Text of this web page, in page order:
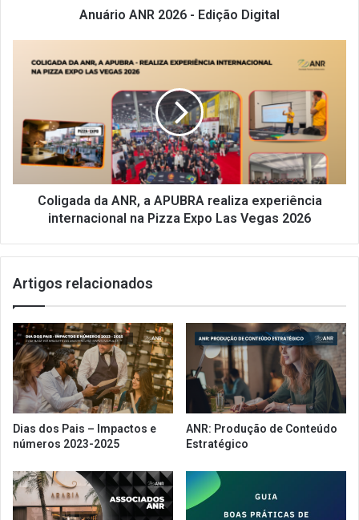
Anuário ANR 2026 - Edição Digital
realiza
experiência
internacional
na
Coligada da ANR, a APUBRA realiza experiência
internacional na Pizza Expo Las Vegas 2026
Artigos relacionados
Dias dos Pais – Impactos e
números 2023-2025
ANR: Produção de Conteúdo
Estratégico